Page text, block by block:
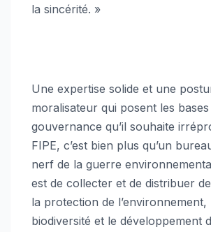
la sincérité. »
Une expertise solide et une
moralisateur qui posent les bases
gouvernance qu’il souhaite
FIPE, c’est bien plus qu’un
nerf de la guerre
est de collecter et de distribuer
la protection de l’environnement,
biodiversité et le développement